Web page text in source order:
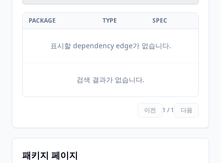
PACKAGE TYPE SPEC
표시할 dependency edge가 없습니다.
검색 결과가 없습니다.
이전 1 / 1 다음
패키지 페이지